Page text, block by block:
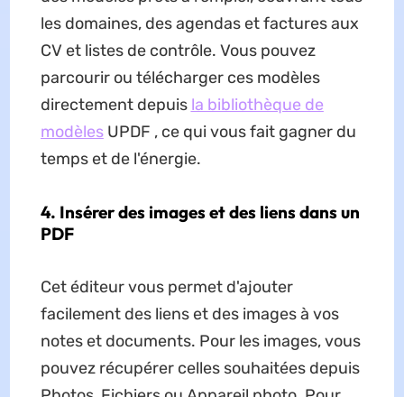
les domaines, des agendas et factures aux
CV et listes de contrôle. Vous pouvez
parcourir ou télécharger ces modèles
directement depuis la bibliothèque de
modèlesUPDF , ce qui vous fait gagner du
temps et de l'énergie.
4. Insérer des images et des liens dans un
PDF
Cet éditeur vous permet d'ajouter
facilement des liens et des images à vos
notes et documents. Pour les images, vous
pouvez récupérer celles souhaitées depuis